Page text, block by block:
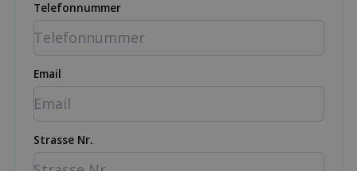
Telefonnummer
Email
Strasse Nr.